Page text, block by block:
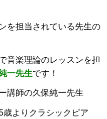
を担当されている先生の
音楽理論のレッスンを担
一先生です！
講師の久保純一先生
歳よりクラシックピア